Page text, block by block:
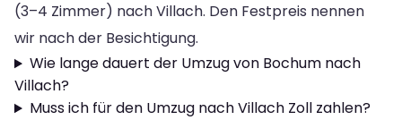
(3–4 Zimmer) nach Villach. Den Festpreis nennen
wir nach der Besichtigung.
Wie lange dauert der Umzug von Bochum nach
Villach?
Muss ich für den Umzug nach Villach Zoll zahlen?